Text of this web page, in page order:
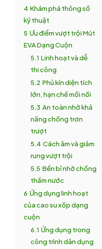
4 Khám phá thông số
kỹ thuật
5 Ưu điểm vượt trội Mút
EVA Dạng Cuộn
5.1 Linh hoạt và dễ
thi công
5.2 Phủ kín diện tích
lớn, hạn chế mối nối
5.3 An toàn nhờ khả
năng chống trơn
trượt
5.4 Cách âm và giảm
rung vượt trội
5.5 Bền bỉ nhờ chống
thấm nước
6 Ứng dụng linh hoạt
của cao su xốp dạng
cuộn
6.1 Ứng dụng trong
công trình dân dụng